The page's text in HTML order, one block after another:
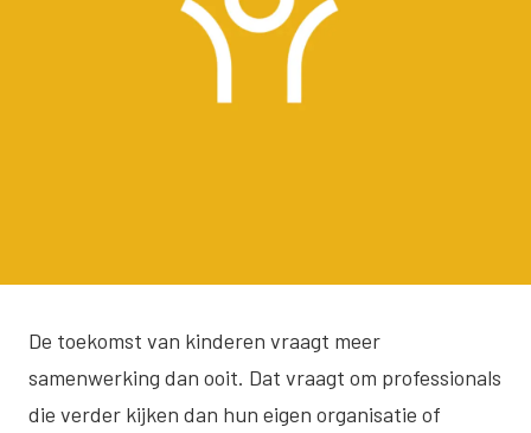
De toekomst van kinderen vraagt meer
samenwerking dan ooit. Dat vraagt om professionals
die verder kijken dan hun eigen organisatie of